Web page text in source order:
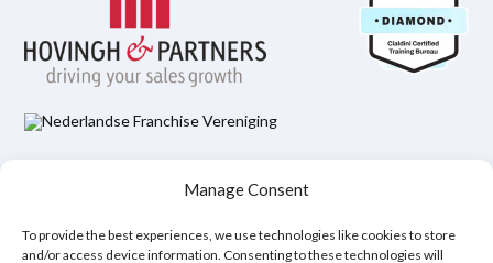
Manage Consent
To provide the best experiences, we use technologies like cookies to store
and/or access device information. Consenting to these technologies will
Juridisk ansvarsfriskrivning
Policy för cookies (EU)